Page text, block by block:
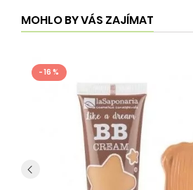
MOHLO BY VÁS ZAJÍMAT
- 16 %